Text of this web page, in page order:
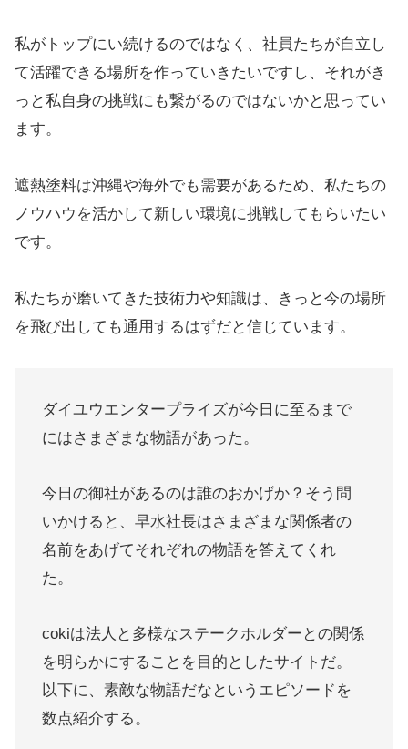
私がトップにい続けるのではなく、社員たちが自立し
て活躍できる場所を作っていきたいですし、それがき
っと私自身の挑戦にも繋がるのではないかと思ってい
ます。
遮熱塗料は沖縄や海外でも需要があるため、私たちの
ノウハウを活かして新しい環境に挑戦してもらいたい
です。
私たちが磨いてきた技術力や知識は、きっと今の場所
を飛び出しても通用するはずだと信じています。
ダイユウエンタープライズが今日に至るまで
にはさまざまな物語があった。
今日の御社があるのは誰のおかげか？そう問
いかけると、早水社長はさまざまな関係者の
名前をあげてそれぞれの物語を答えてくれ
た。
cokiは法人と多様なステークホルダーとの関係
を明らかにすることを目的としたサイトだ。
以下に、素敵な物語だなというエピソードを
数点紹介する。